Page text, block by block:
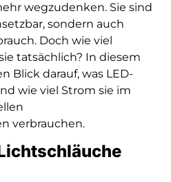
wegzudenken. Sie sind
sondern auch
Doch wie viel
tatsächlich? In diesem
Blick darauf, was LED-
wie viel Strom sie im
verbrauchen.